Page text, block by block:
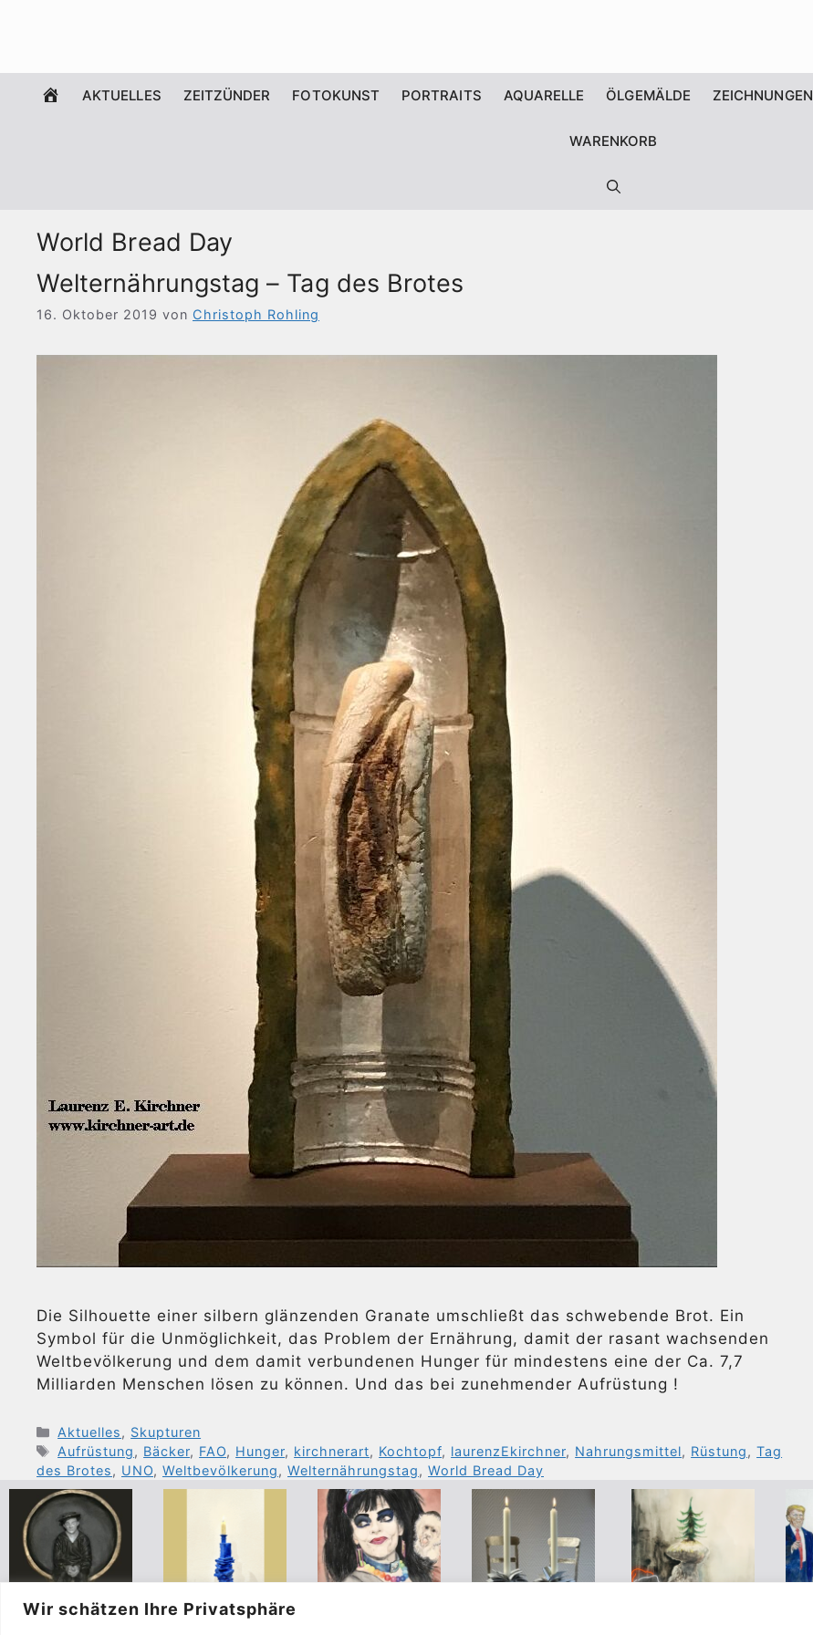
Wir schätzen Ihre Privatsphäre
WILLKOMMEN
AKTUELLES ZEITZÜNDER FOTOKUNST PORTRAITS AQUARELLE ÖLGEMÄLDE ZEICHNUNGEN
WARENKORB
World Bread Day
Welternährungstag – Tag des Brotes
16. Oktober 2019 von Christoph Rohling
Die Silhouette einer silbern glänzenden Granate umschließt das schwebende Brot. Ein
Symbol für die Unmöglichkeit, das Problem der Ernährung, damit der rasant wachsenden
Weltbevölkerung und dem damit verbundenen Hunger für mindestens eine der Ca. 7,7
Milliarden Menschen lösen zu können. Und das bei zunehmender Aufrüstung !
Kategorien
Aktuelles, Skupturen
Schlagwörter
Aufrüstung, Bäcker, FAO, Hunger, kirchnerart, Kochtopf, laurenzEkirchner, Nahrungsmittel, Rüstung,Tag
des Brotes, UNO, Weltbevölkerung, Welternährungstag, World Bread Day